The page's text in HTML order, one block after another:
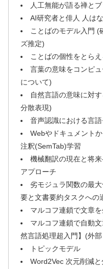
人工無能が語る禅と
AI研究者と俳人 人は
ことばのモデル入門 (
ズ推定)
ことばの個性をとら
言葉の意味をコンピ
について)
自然言語の意味に対
分散表現)
音声認識における言
Webやドキュメント
注釈(SemTab)学習
機械翻訳の現在と将
アプローチ
劣モジュラ関数の最
要と文書要約タスクへの
マルコフ連鎖で文章
マルコフ連鎖で自動
然言語処理超入門】(外
トピックモデル
Word2Vec 次元削減と